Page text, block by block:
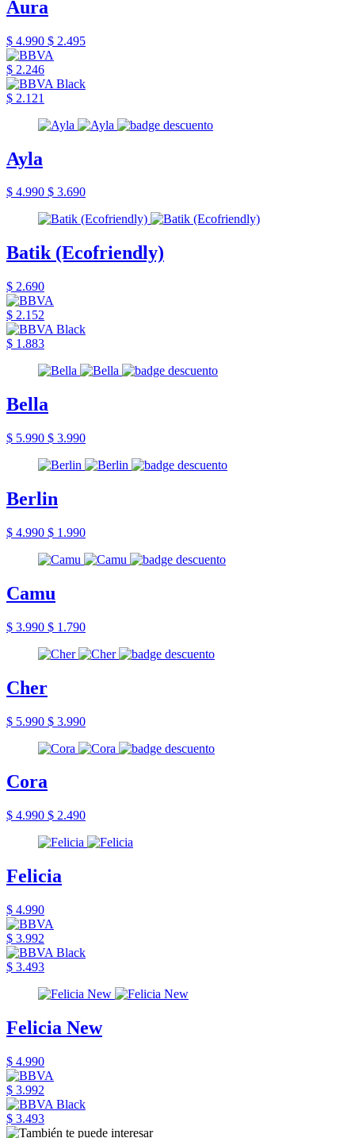
Aura
$ 4.990 $ 2.495
$ 2.246
$ 2.121
Ayla
$ 4.990 $ 3.690
Batik (Ecofriendly)
$ 2.690
$ 2.152
$ 1.883
Bella
$ 5.990 $ 3.990
Berlin
$ 4.990 $ 1.990
Camu
$ 3.990 $ 1.790
Cher
$ 5.990 $ 3.990
Cora
$ 4.990 $ 2.490
Felicia
$ 4.990
$ 3.992
$ 3.493
Felicia New
$ 4.990
$ 3.992
$ 3.493